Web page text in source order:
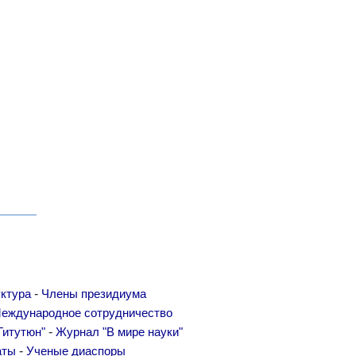
- Члены президиума
сотрудничество
- Журнал "В мире науки"
- Ученые диаспоры